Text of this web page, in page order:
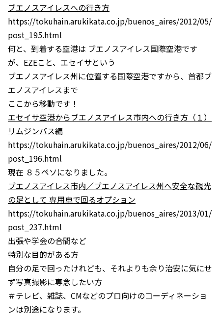
ブエノスアイレスへの行き方
https://tokuhain.arukikata.co.jp/buenos_aires/2012/05/
post_195.html
何と、到着する空港は ブエノスアイレス国際空港です
が、EZEこと、エセイサという
ブエノスアイレス州に位置する国際空港ですから、首都ブ
エノスアイレスまで
ここから移動です！
エセイサ空港からブエノスアイレス市内への行き方（１）
リムジンバス編
https://tokuhain.arukikata.co.jp/buenos_aires/2012/06/
post_196.html
現在 ８５ペソになりました。
ブエノスアイレス市内／ブエノスアイレス州へ安全な観光
の足として 専用車で回るオプション
https://tokuhain.arukikata.co.jp/buenos_aires/2013/01/
post_237.html
出張や学会の合間など
特別な目的がある方
自分の足で回ったけれども、それよりも余り治安に気にせ
ず写真撮影に専念したい方
＃テレビ、雑誌、CMなどのプロ向けのコーディネーショ
ンは別途になります。